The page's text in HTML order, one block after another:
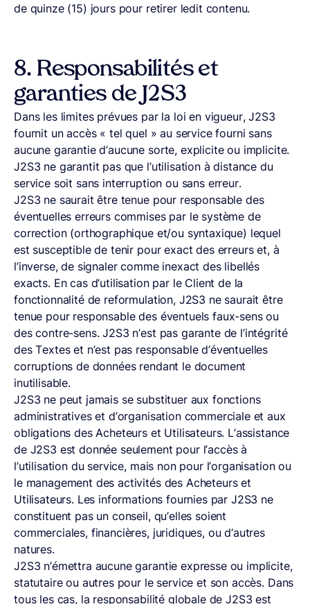
de quinze (15) jours pour retirer ledit contenu.
8.Responsabilités et
garanties de J2S3
Dans les limites prévues par la loi en vigueur, J2S3
fournit un accès « tel quel » au service fourni sans
aucune garantie d’aucune sorte, explicite ou implicite.
J2S3 ne garantit pas que l’utilisation à distance du
service soit sans interruption ou sans erreur.
J2S3 ne saurait être tenue pour responsable des
éventuelles erreurs commises par le système de
correction (orthographique et/ou syntaxique) lequel
est susceptible de tenir pour exact des erreurs et, à
l’inverse, de signaler comme inexact des libellés
exacts. En cas d’utilisation par le Client de la
fonctionnalité de reformulation, J2S3 ne saurait être
tenue pour responsable des éventuels faux-sens ou
des contre-sens. J2S3 n’est pas garante de l’intégrité
des Textes et n’est pas responsable d’éventuelles
corruptions de données rendant le document
inutilisable.
J2S3 ne peut jamais se substituer aux fonctions
administratives et d’organisation commerciale et aux
obligations des Acheteurs et Utilisateurs. L’assistance
de J2S3 est donnée seulement pour l’accès à
l’utilisation du service, mais non pour l’organisation ou
le management des activités des Acheteurs et
Utilisateurs. Les informations fournies par J2S3 ne
constituent pas un conseil, qu’elles soient
commerciales, financières, juridiques, ou d’autres
natures.
J2S3 n’émettra aucune garantie expresse ou implicite,
statutaire ou autres pour le service et son accès. Dans
tous les cas, la responsabilité globale de J2S3 est